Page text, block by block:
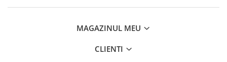
MAGAZINUL MEU
CLIENTI